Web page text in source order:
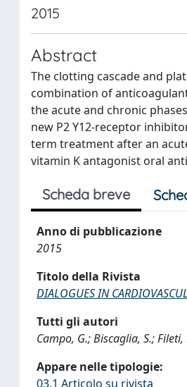
2015
Abstract
The clotting cascade and
combination of
the acute and chronic
new P2 Y12-receptor
term treatment after an
vitamin K antagonist oral
Scheda breve
Anno di pubblicazione
2015
Titolo della Rivista
DIALOGUES IN
Tutti gli autori
Campo, G.; Biscaglia, S.; Fileti,
Appare nelle tipologie:
03.1 Articolo su rivista